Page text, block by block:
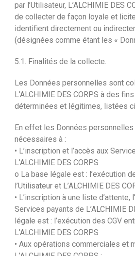
par l’Utilisateur, L’ALCHIMIE DES
de collecter de façon loyale et
identifient directement ou
(désignées comme étant les «
5.1. Finalités de la collecte.
Les Données personnelles sont
L’ALCHIMIE DES CORPS à des
déterminées et légitimes, listées
En effet les Données
nécessaires à :
• L’inscription et l’accès aux
L’ALCHIMIE DES CORPS
o La base légale est : l’exécution
l’Utilisateur et L’ALCHIMIE DES
• L’inscription à une liste d’attente,
Services payants de L’ALCHIMIE
légale est : l’exécution des CGV
L’ALCHIMIE DES CORPS
• Aux opérations commerciales et